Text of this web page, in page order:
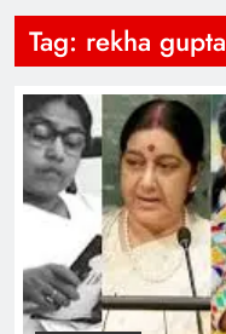
Tag: rekha gupta